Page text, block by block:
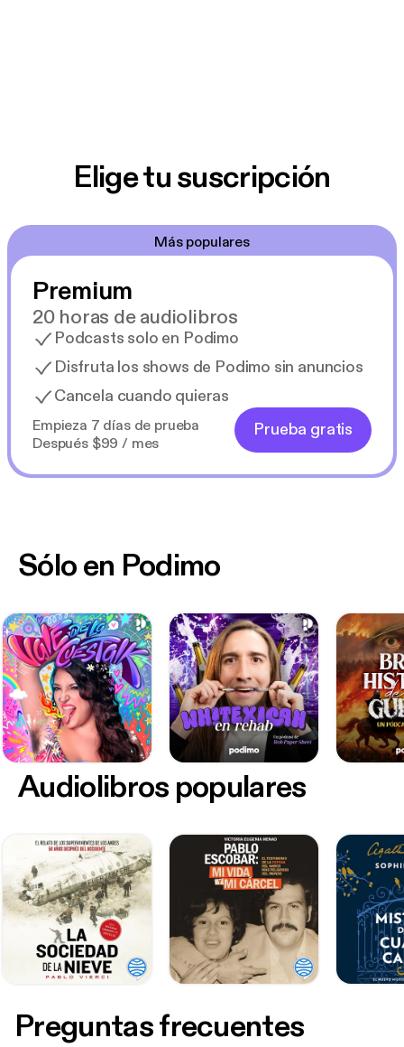
Elige tu suscripción
Más populares
Premium
20 horas de audiolibros
Podcasts solo en Podimo
Disfruta los shows de Podimo sin anuncios
Cancela cuando quieras
Empieza 7 días de prueba
Después $99 / mes
Prueba gratis
Sólo en Podimo
Audiolibros populares
Preguntas frecuentes